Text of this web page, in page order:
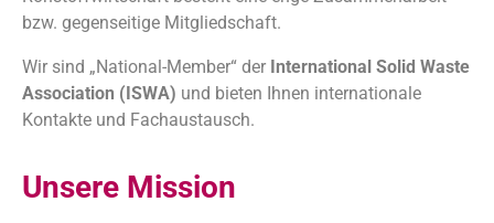
bzw. gegenseitige Mitgliedschaft.
Wir sind „National-Member“ der International Solid Waste
Association (ISWA) und bieten Ihnen internationale
Kontakte und Fachaustausch.
Unsere Mission